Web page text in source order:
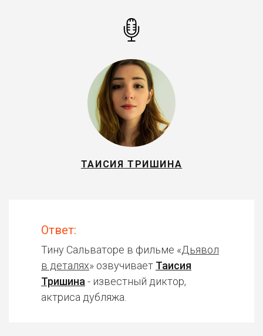
ТАИСИЯ ТРИШИНА
Ответ:
Тину Сальваторе в фильме «Дьявол
в деталях» озвучивает Таисия
Тришина - известный диктор,
актриса дубляжа.